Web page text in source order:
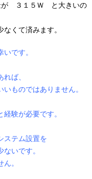
３１５Ｗ と大きいの
くて済みます。
です。
ば、
ものではありません。
験が必要です。
ステム設置を
いです。
。